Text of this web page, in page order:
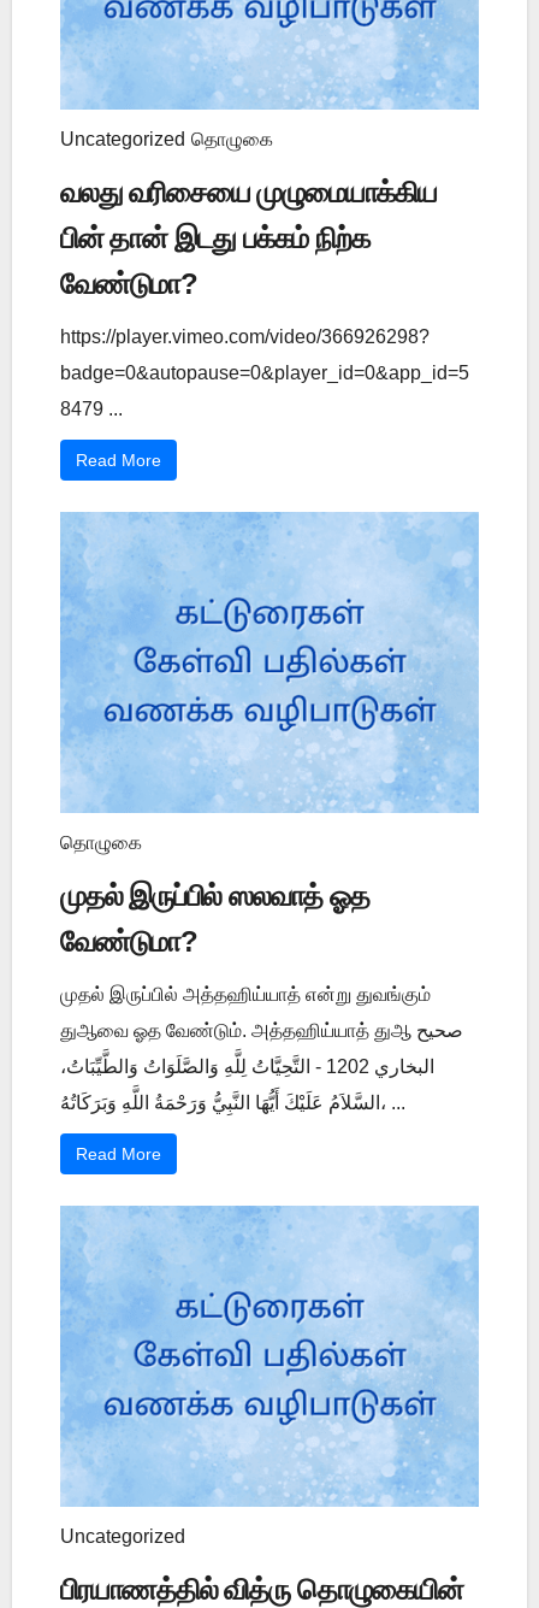
Uncategorized தொழுகை
வலது வரிசையை முழுமையாக்கிய
பின் தான் இடது பக்கம் நிற்க
வேண்டுமா?
https://player.vimeo.com/video/366926298?
badge=0&autopause=0&player_id=0&app_id=5
8479 ...
Read More
தொழுகை
முதல் இருப்பில் ஸலவாத் ஓத
வேண்டுமா?
முதல் இருப்பில் அத்தஹிய்யாத் என்று துவங்கும்
துஆவை ஓத வேண்டும். அத்தஹிய்யாத் துஆ صحيح
البخاري 1202 - التَّحِيَّاتُ لِلَّهِ وَالصَّلَوَاتُ وَالطَّيِّبَاتُ،
السَّلاَمُ عَلَيْكَ أَيُّهَا النَّبِيُّ وَرَحْمَةُ اللَّهِ وَبَرَكَاتُهُ، ...
Read More
Uncategorized
பிரயாணத்தில் வித்ரு தொழுகையின்